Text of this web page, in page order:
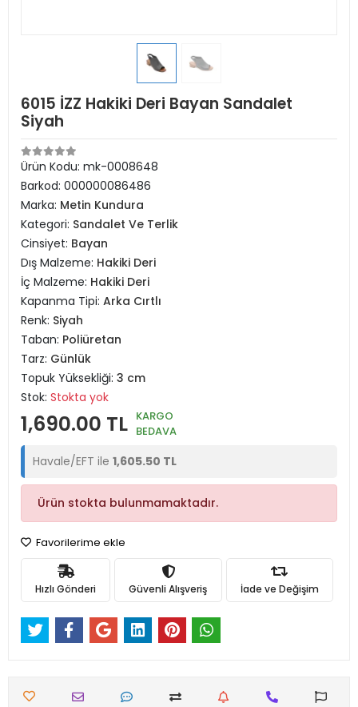
6015 İZZ Hakiki Deri Bayan Sandalet
Siyah
Ürün Kodu: mk-0008648
Barkod: 000000086486
Marka: Metin Kundura
Kategori: Sandalet Ve Terlik
Cinsiyet: Bayan
Dış Malzeme: Hakiki Deri
İç Malzeme: Hakiki Deri
Kapanma Tipi: Arka Cırtlı
Renk: Siyah
Taban: Poliüretan
Tarz: Günlük
Topuk Yüksekliği: 3 cm
Stok: Stokta yok
1,690.00 TL KARGO
BEDAVA
Havale/EFT ile 1,605.50 TL
Ürün stokta bulunmamaktadır.
Favorilerime ekle
Hızlı Gönderi Güvenli Alışveriş İade ve Değişim